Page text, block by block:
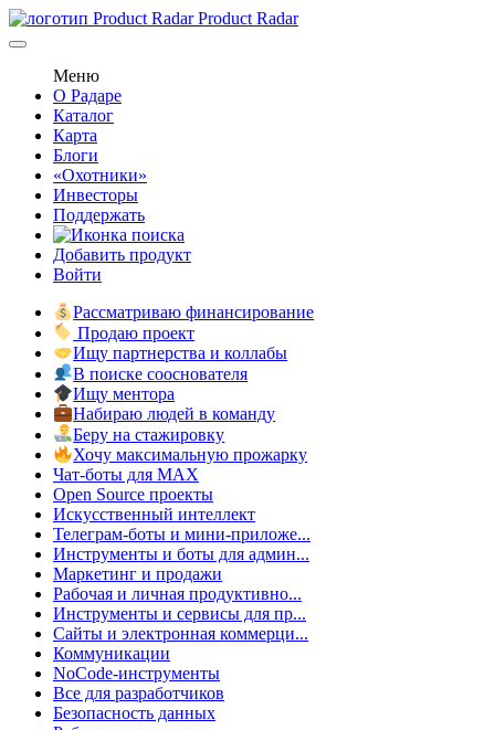
Product Radar
Меню
О Радаре
Каталог
Карта
Блоги
«Охотники»
Инвесторы
Поддержать
Добавить продукт
Войти
Рассматриваю финансирование
Продаю проект
Ищу партнерства и коллабы
В поиске сооснователя
Ищу ментора
Набираю людей в команду
Беру на стажировку
Хочу максимальную прожарку
Чат-боты для MAX
Open Source проекты
Искусственный интеллект
Телеграм-боты и мини-приложе...
Инструменты и боты для админ...
Маркетинг и продажи
Рабочая и личная продуктивно...
Инструменты и сервисы для пр...
Сайты и электронная коммерци...
Коммуникации
NoCode-инструменты
Все для разработчиков
Безопасность данных